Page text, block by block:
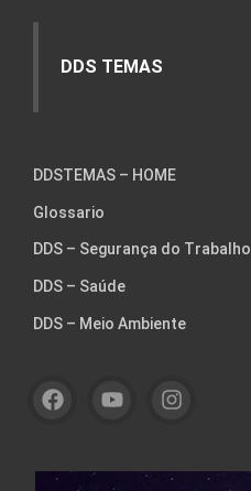
DDS TEMAS
DDSTEMAS – HOME
Glossario
DDS – Segurança do Trabalho
DDS – Saúde
DDS – Meio Ambiente